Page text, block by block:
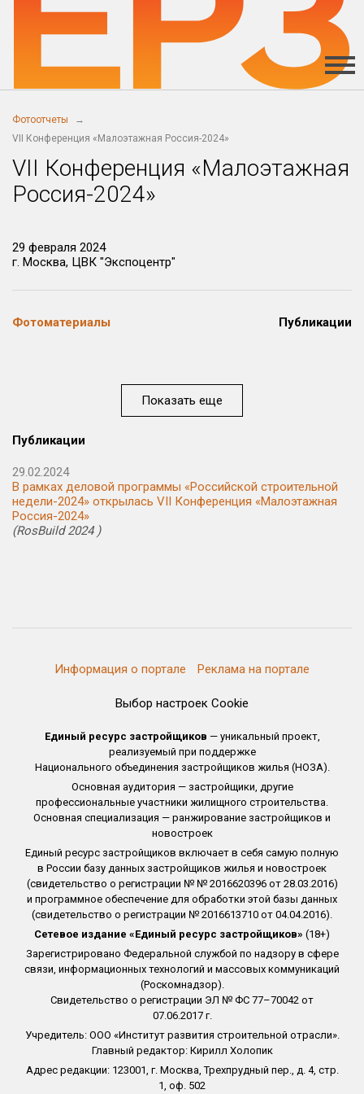
Фотоотчеты
VII Конференция «Малоэтажная Россия-2024»
VII Конференция «Малоэтажная
Россия-2024»
29 февраля 2024
г. Москва, ЦВК "Экспоцентр"
Фотоматериалы Публикации
Скачать Скачать
Скачать Скачать
Скачать Скачать
Показать еще
Публикации
29.02.2024
В рамках деловой программы «Российской строительной
недели-2024» открылась VII Конференция «Малоэтажная
Россия-2024»
(RosBuild 2024 )
Информация о портале Реклама на портале
Выбор настроек Cookie
Единый ресурс застройщиков — уникальный проект,
реализуемый при поддержке
Национального объединения застройщиков жилья (НОЗА).
Основная аудитория — застройщики, другие
профессиональные участники жилищного строительства.
Основная специализация — ранжирование застройщиков и
новостроек
Единый ресурс застройщиков включает в себя самую полную
в России базу данных застройщиков жилья и новостроек
(свидетельство о регистрации № № 2016620396 от 28.03.2016)
и программное обеспечение для обработки этой базы данных
(свидетельство о регистрации № 2016613710 от 04.04.2016).
Сетевое издание «Единый ресурс застройщиков» (18+)
Зарегистрировано Федеральной службой по надзору в сфере
связи, информационных технологий и массовых коммуникаций
(Роскомнадзор).
Свидетельство о регистрации ЭЛ № ФС 77–70042 от
07.06.2017 г.
Учредитель: ООО «Институт развития строительной отрасли».
Главный редактор: Кирилл Холопик
Адрес редакции: 123001, г. Москва, Трехпрудный пер., д. 4, стр.
1, оф. 502